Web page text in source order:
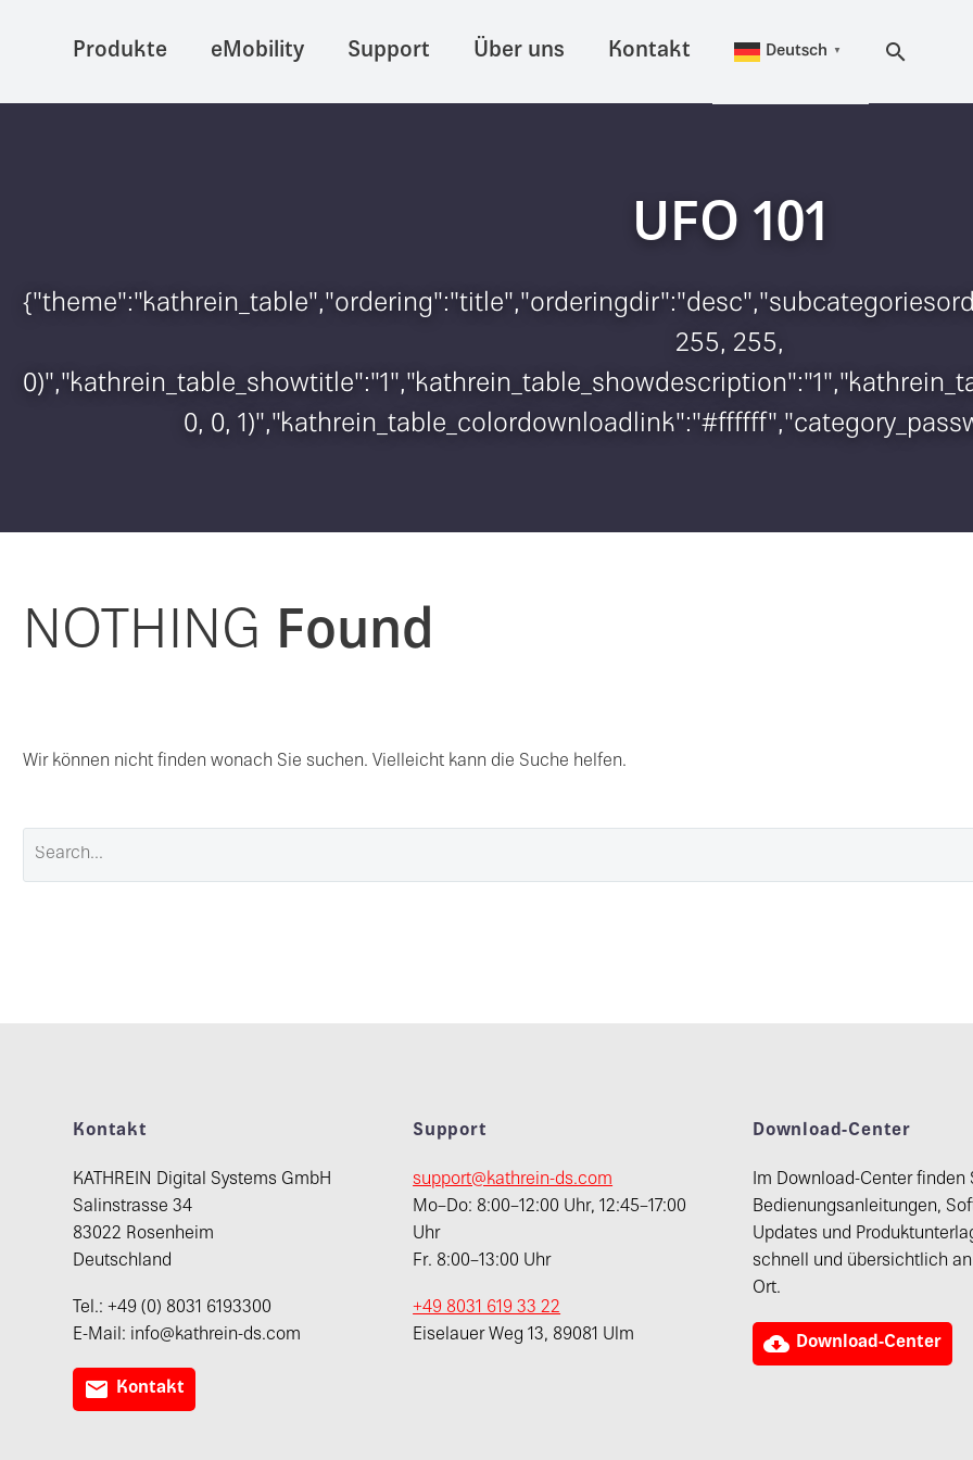
Produkte eMobility Support Über uns Kontakt Deutsch ▼
UFO 101
255, 255,
0, 0,
NOTHING Found
Wir können nicht finden wonach Sie suchen. Vielleicht kann die Suche helfen.
Kontakt
KATHREIN Digital Systems GmbH
Salinstrasse 34
83022 Rosenheim
Deutschland
Tel.: +49 (0) 8031 6193300
E-Mail: info@kathrein-ds.com
 Kontakt
Support
support@kathrein-ds.com
Mo–Do: 8:00–12:00 Uhr, 12:45–17:00
Uhr
Fr. 8:00–13:00 Uhr
+49 8031 619 33 22
Eiselauer Weg 13, 89081 Ulm
Download-Center
Im Download-Center finden
Bedienungsanleitungen,
Updates und
schnell und übersichtlich
Ort.
 Download-Center